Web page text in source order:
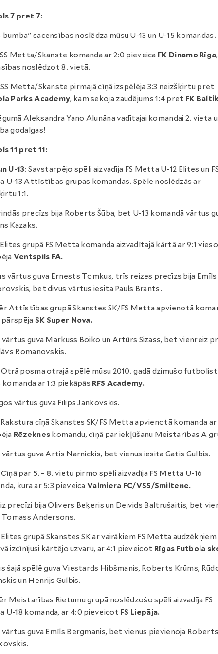
7 pret 7:
bumba” sacensības noslēdza mūsu U-13 un U-15 komandas.
SS Metta/Skanste komanda ar 2:0 pieveica FK Dinamo Rīga,
noslēdzot 8. vietā.
SS Metta/Skanste pirmajā cīņā izspēlēja 3:3 neizšķirtu pret
Parks Academy, kam sekoja zaudējums 1:4 pret FK
Aleksandra Yano Alunāna vadītajai komandai 2. vieta
godalgas!
11 pret 11:
U-13: Savstarpējo spēli aizvadīja FS Metta U-12 Elites un FS
U-13 Attīstības grupas komandas. Spēle noslēdzās ar
1:1.
precīzs bija Roberts Šūba, bet U-13 komandā vārtus
Kazaks.
Elites grupā FS Metta komanda aizvadītajā kārtā ar 9:1
Ventspils FA.
vārtus guva Ernests Tomkus, trīs reizes precīzs bija Emīls
bet divus vārtus iesita Pauls Brants.
Attīstības grupā Skanstes SK/FS Metta apvienotā
pārspēja SK Super Nova.
vārtus guva Markuss Boiko un Artūrs Sizass, bet vienreiz
Romanovskis.
posma otrajā spēlē mūsu 2010. gadā dzimušo
ar 1:3 piekāpās RFS Academy.
vārtus guva Filips Jankovskis.
cīņā Skanstes SK/FS Metta apvienotā komanda ar
Rēzeknes komandu, cīņā par iekļūšanu Meistarības A
vārtus guva Artis Narnickis, bet vienus iesita Gatis Gulbis.
Cīņā par 5. – 8. vietu pirmo spēli aizvadīja FS Metta U-16
kura ar 5:3 pieveicaValmiera FC/VSS/Smiltene.
precīzi bija Olivers Beķeris un Deivids Baltrušaitis, bet
Andersons.
Elites grupā Skanstes SK ar vairākiem FS Metta audzēkņiem
izcīnījusi kārtējo uzvaru, ar 4:1 pieveicot Rīgas Futbola
šajā spēlē guva Viestards Hibšmanis, Roberts Krūms,
un Henrijs Gulbis.
Meistarības Rietumu grupā noslēdzošo spēli aizvadīja FS
U-18 komanda, ar 4:0 pieveicot FS Liepāja.
vārtus guva Emīls Bergmanis, bet vienus pievienoja Roberts